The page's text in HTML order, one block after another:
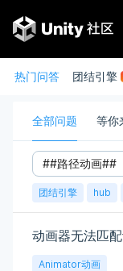
热门问答 团结引擎
全部问题 等你
团结引擎 hub
动画器无法匹
Animator动画